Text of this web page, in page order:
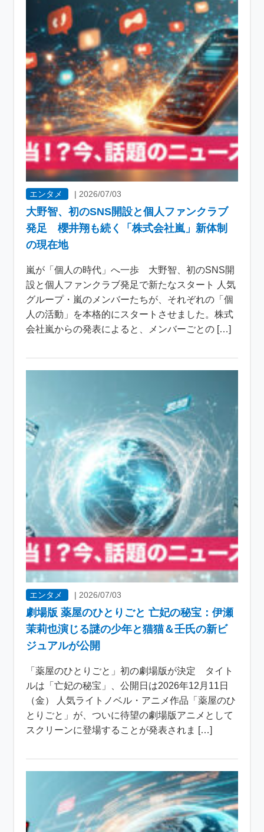
エンタメ | 2026/07/03
大野智、初のSNS開設と個人ファンクラブ
発足 櫻井翔も続く「株式会社嵐」新体制
の現在地
嵐が「個人の時代」へ一歩 大野智、初のSNS開
設と個人ファンクラブ発足で新たなスタート 人気
グループ・嵐のメンバーたちが、それぞれの「個
人の活動」を本格的にスタートさせました。株式
会社嵐からの発表によると、メンバーごとの […]
エンタメ | 2026/07/03
劇場版 薬屋のひとりごと 亡妃の秘宝：伊瀬
茉莉也演じる謎の少年と猫猫＆壬氏の新ビ
ジュアルが公開
「薬屋のひとりごと」初の劇場版が決定 タイト
ルは「亡妃の秘宝」、公開日は2026年12月11日
（金） 人気ライトノベル・アニメ作品「薬屋のひ
とりごと」が、ついに待望の劇場版アニメとして
スクリーンに登場することが発表されま […]